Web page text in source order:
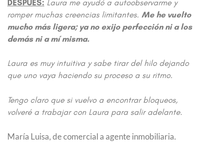
DESPUÉS: Laura me ayudó a autoobservarme y
romper muchas creencias limitantes. Me he vuelto
mucho más ligera; ya no exijo perfección ni a los
demás ni a mí misma.
Laura es muy intuitiva y sabe tirar del hilo dejando
que uno vaya haciendo su proceso a su ritmo.
Tengo claro que si vuelvo a encontrar bloqueos,
volveré a trabajar con Laura para salir adelante.
María Luisa, de comercial a agente inmobiliaria.